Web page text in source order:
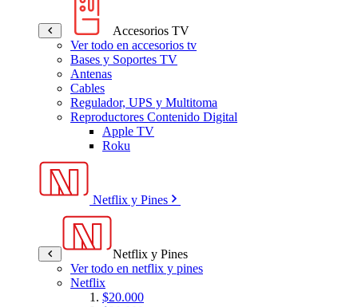
Accesorios TV
Ver todo en accesorios tv
Bases y Soportes TV
Antenas
Cables
Regulador, UPS y Multitoma
Reproductores Contenido Digital
Apple TV
Roku
Netflix y Pines
Netflix y Pines
Ver todo en netflix y pines
Netflix
$20.000